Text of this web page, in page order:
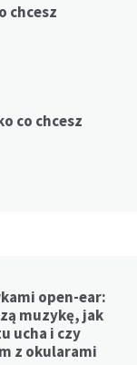
chcesz
co chcesz
open-ear:
muzykę, jak
ucha i czy
z okularami